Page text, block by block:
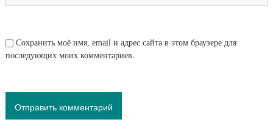
Сохранить моё имя, email и адрес сайта в этом браузере для
последующих моих комментариев.